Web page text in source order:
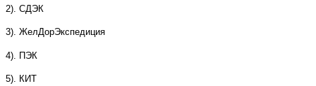
2). СДЭК
3). ЖелДорЭкспедиция
4). ПЭК
5). КИТ